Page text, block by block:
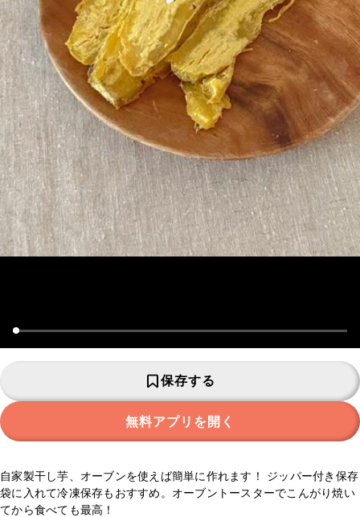
保存する
無料アプリを開く
自家製干し芋、オーブンを使えば簡単に作れます！ ジッパー付き保存
袋に入れて冷凍保存もおすすめ。オーブントースターでこんがり焼い
てから食べても最高！